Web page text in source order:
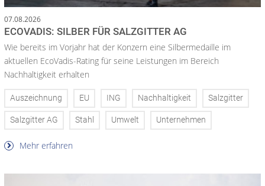
07.08.2026
ECOVADIS: SILBER FÜR SALZGITTER AG
Wie bereits im Vorjahr hat der Konzern eine Silbermedaille im
aktuellen EcoVadis-Rating für seine Leistungen im Bereich
Nachhaltigkeit erhalten
Auszeichnung EU ING Nachhaltigkeit Salzgitter
Salzgitter AG Stahl Umwelt Unternehmen
Mehr erfahren